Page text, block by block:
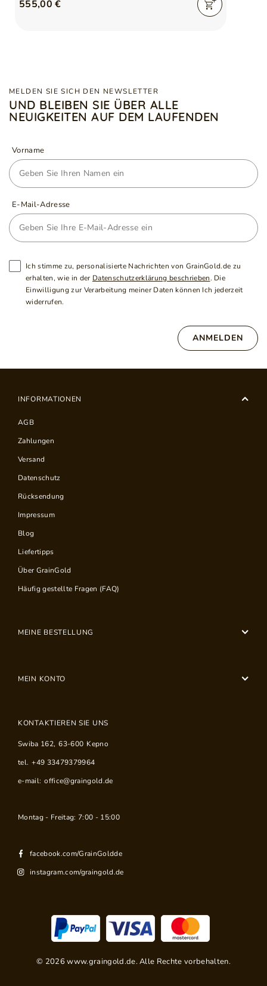
555,00 €
MELDEN SIE SICH DEN NEWSLETTER
UND BLEIBEN SIE ÜBER ALLE
NEUIGKEITEN AUF DEM LAUFENDEN
Vorname
E-Mail-Adresse
Ich stimme zu, personalisierte Nachrichten von GrainGold.de zu
erhalten, wie in der Datenschutzerklärung beschrieben. Die
Einwilligung zur Verarbeitung meiner Daten können Ich jederzeit
widerrufen.
ANMELDEN
INFORMATIONEN
AGB
Zahlungen
Versand
Datenschutz
Rücksendung
Impressum
Blog
Liefertipps
Über GrainGold
Häufig gestellte Fragen (FAQ)
MEINE BESTELLUNG
MEIN KONTO
KONTAKTIEREN SIE UNS
Swiba 162, 63-600 Kepno
tel. +49 33479379964
e-mail: office@graingold.de
Montag - Freitag: 7:00 - 15:00
facebook.com/GrainGoldde
instagram.com/graingold.de
© 2026 www.graingold.de. Alle Rechte vorbehalten.